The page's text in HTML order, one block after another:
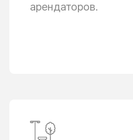
арендаторов.